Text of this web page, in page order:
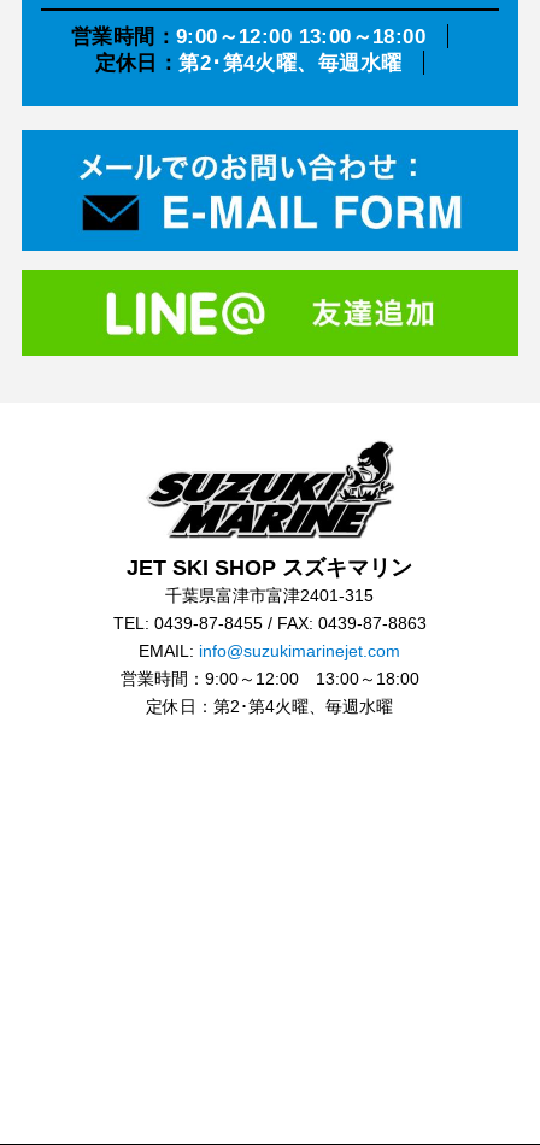
営業時間： 9:00～12:00 13:00～18:00
定休日：第2･第4火曜、毎週水曜
JET SKI SHOP スズキマリン
千葉県富津市富津2401-315
TEL: 0439-87-8455 / FAX: 0439-87-8863
EMAIL: info@suzukimarinejet.com
営業時間：9:00～12:00 13:00～18:00
定休日：第2･第4火曜、毎週水曜